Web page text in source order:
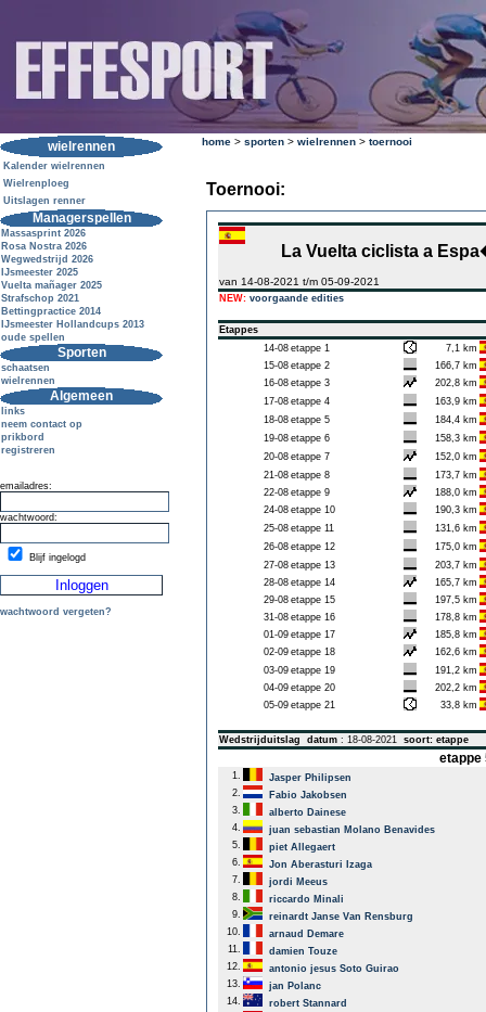
wielrennen
Kalender wielrennen
Wielrenploeg
Uitslagen renner
Managerspellen
Massasprint 2026
Rosa Nostra 2026
Wegwedstrijd 2026
IJsmeester 2025
Vuelta mañager 2025
Strafschop 2021
Bettingpractice 2014
IJsmeester Hollandcups 2013
oude spellen
Sporten
schaatsen
wielrennen
Algemeen
links
neem contact op
prikbord
registreren
emailadres:
wachtwoord:
Blijf ingelogd
wachtwoord vergeten?
home > sporten > wielrennen > toernooi
Toernooi:
La Vuelta ciclista a
van 14-08-2021 t/m 05-09-2021
NEW: voorgaande edities
Etappes
14-08 etappe 1
7,1 km
15-08 etappe 2
166,7 km
16-08 etappe 3
202,8 km
17-08 etappe 4
163,9 km
18-08 etappe 5
184,4 km
19-08 etappe 6
158,3 km
20-08 etappe 7
152,0 km
21-08 etappe 8
173,7 km
22-08 etappe 9
188,0 km
24-08 etappe 10
190,3 km
25-08 etappe 11
131,6 km
26-08 etappe 12
175,0 km
27-08 etappe 13
203,7 km
28-08 etappe 14
165,7 km
29-08 etappe 15
197,5 km
31-08 etappe 16
178,8 km
01-09 etappe 17
185,8 km
02-09 etappe 18
162,6 km
03-09 etappe 19
191,2 km
04-09 etappe 20
202,2 km
05-09 etappe 21 33,8 km
Wedstrijduitslag datum : 18-08-2021 soort: etappe
etappe
1.
Jasper Philipsen
2.
Fabio Jakobsen
3.
alberto Dainese
4.
juan sebastian Molano Benavides
5.
piet Allegaert
6.
Jon Aberasturi Izaga
7.
jordi Meeus
8.
riccardo Minali
9.
reinardt Janse Van Rensburg
10.
arnaud Demare
11.
damien Touze
12.
antonio jesus Soto Guirao
13.
jan Polanc
14.
robert Stannard